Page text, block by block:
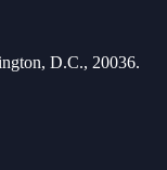
D.C., 20036.